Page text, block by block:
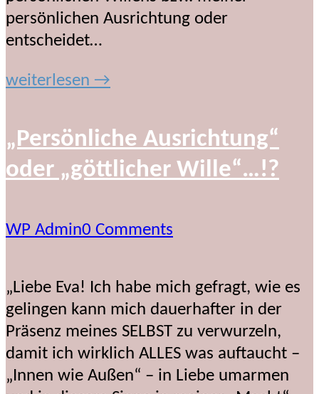
persönlichen Ausrichtung oder
entscheidet…
weiterlesen →
„Persönliche Ausrichtung“
oder „göttlicher Wille“…!?
WP Admin0 Comments
„Liebe Eva! Ich habe mich gefragt, wie es
gelingen kann mich dauerhafter in der
Präsenz meines SELBST zu verwurzeln,
damit ich wirklich ALLES was auftaucht –
„Innen wie Außen“ – in Liebe umarmen